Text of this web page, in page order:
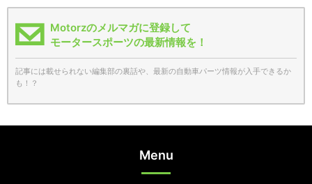
Motorzのメルマガに登録して
モータースポーツの最新情報を！
記事には載せられない編集部の裏話や、最新の自動車パーツ情報が入手できるか
も！？
Menu